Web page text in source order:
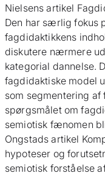
Nielsens artikel
Den har særlig fokus
fagdidaktikkens
diskutere nærmere
kategorial dannelse.
fagdidaktiske model
som segmentering
spørgsmålet om
semiotisk fænomen
Ongstads artikel
hypoteser og
semiotisk forståelse